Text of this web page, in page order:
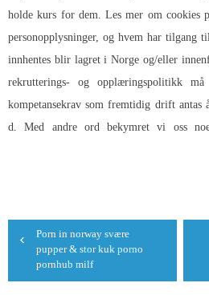
holde kurs for dem. Les mer om cookies
personopplysninger, og hvem har tilgang
innhentes blir lagret i Norge og/eller
rekrutterings- og opplæringspolitikk
kompetansekrav som fremtidig drift
d. Med andre ord bekymret vi oss
Porn in norway svære
pupper & stor kuk porno
pornhub milf